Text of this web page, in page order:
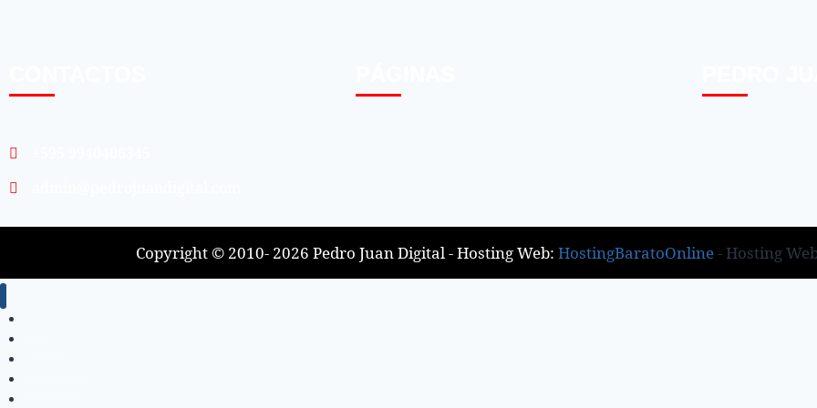
Copyright © 2010- 2026 Pedro Juan Digital - Hosting Web: HostingBaratoOnline- Hosting